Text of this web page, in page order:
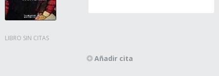
LIBRO SIN CITAS
Añadir cita